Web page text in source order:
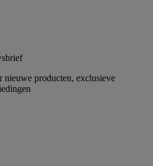
nieuwe producten, exclusieve